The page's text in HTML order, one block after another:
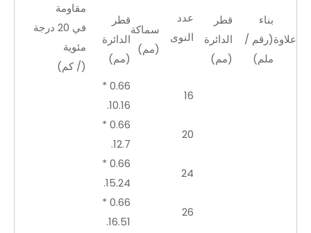
عدد
النوى
مقاومة
في 20 درجة
مئوية
(/ كم)
علاوة
بناء
(رقم /
ملم)
قطر
الدائرة
(مم)
سماكة
(مم)
قطر
الدائرة
(مم)
16
0.66 *
10.16.
20
0.66 *
12.7.
24
0.66 *
15.24.
26
0.66 *
16.51.